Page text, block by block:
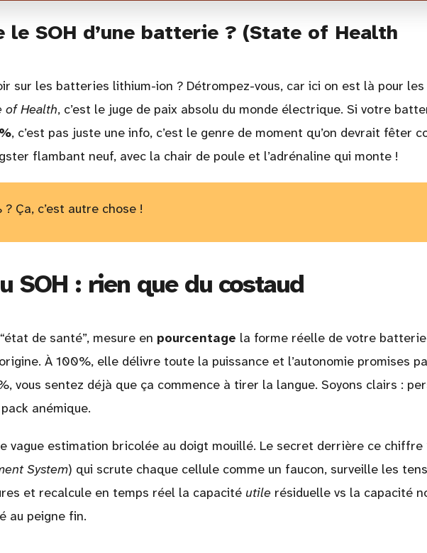
le SOH d’une batterie ? (State of Health
sur les batteries lithium-ion ? Détrompez-vous, car ici on est là pour les
of Health, c’est le juge de paix absolu du monde électrique. Si votre
, c’est pas juste une info, c’est le genre de moment qu’on devrait fêter
flambant neuf, avec la chair de poule et l’adrénaline qui monte !
Ça, c’est autre chose !
SOH : rien que du costaud
de santé”, mesure en pourcentage la forme réelle de votre
À 100%, elle délivre toute la puissance et l’autonomie promises
vous sentez déjà que ça commence à tirer la langue. Soyons clairs :
anémique.
vague estimation bricolée au doigt mouillé. Le secret derrière ce chiffre
System) qui scrute chaque cellule comme un faucon, surveille les
et recalcule en temps réel la capacité utilerésiduelle vs la capacité
au peigne fin.